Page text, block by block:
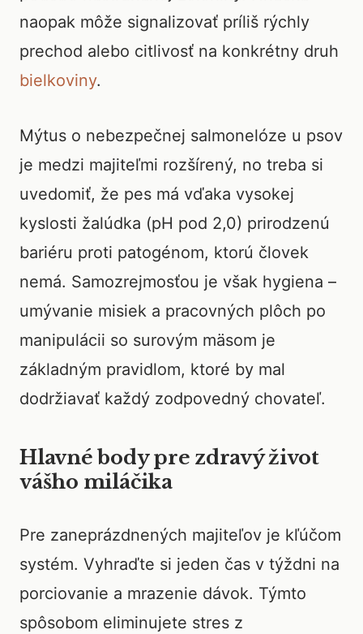
naopak môže signalizovať príliš rýchly
prechod alebo citlivosť na konkrétny druh
bielkoviny.
Mýtus o nebezpečnej salmonelóze u psov
je medzi majiteľmi rozšírený, no treba si
uvedomiť, že pes má vďaka vysokej
kyslosti žalúdka (pH pod 2,0) prirodzenú
bariéru proti patogénom, ktorú človek
nemá. Samozrejmosťou je však hygiena –
umývanie misiek a pracovných plôch po
manipulácii so surovým mäsom je
základným pravidlom, ktoré by mal
dodržiavať každý zodpovedný chovateľ.
Hlavné body pre zdravý život
vášho miláčika
Pre zaneprázdnených majiteľov je kľúčom
systém. Vyhraďte si jeden čas v týždni na
porciovanie a mrazenie dávok. Týmto
spôsobom eliminujete stres z